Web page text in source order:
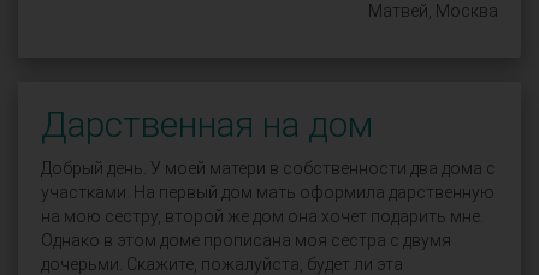
Матвей, Москва
Дарственная на дом
Добрый день. У моей матери в собственности два дома с
участками. На первый дом мать оформила дарственную
на мою сестру, второй же дом она хочет подарить мне.
Однако в этом доме прописана моя сестра с двумя
дочерьми. Скажите, пожалуйста, будет ли эта